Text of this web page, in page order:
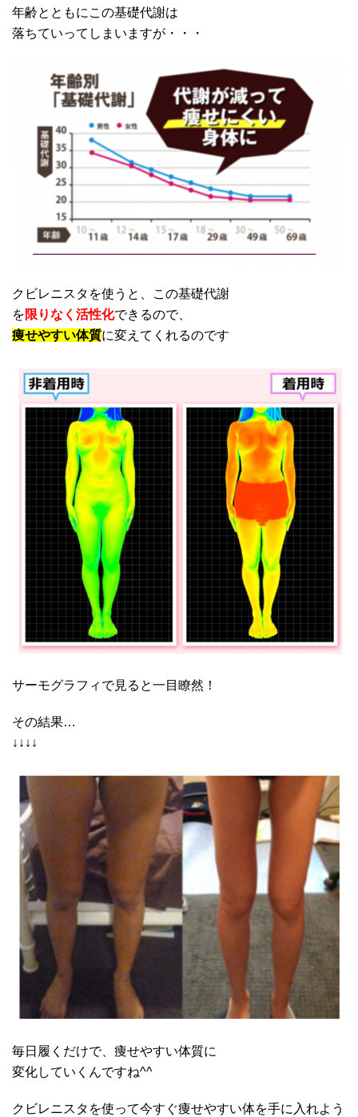
年齢とともにこの基礎代謝は
落ちていってしまいますが・・・
クビレニスタを使うと、この基礎代謝
を限りなく活性化できるので、
痩せやすい体質に変えてくれるのです
サーモグラフィで見ると一目瞭然！
その結果…
↓↓↓↓
毎日履くだけで、痩せやすい体質に
変化していくんですね^^
クビレニスタを使って今すぐ痩せやすい体を手に入れよう